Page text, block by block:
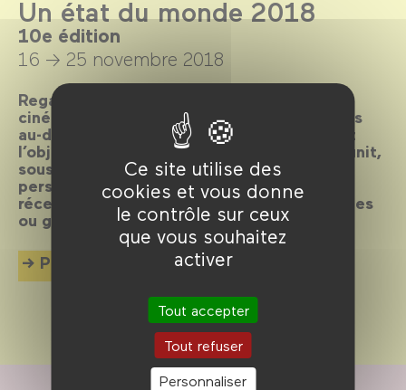
Ce site utilise des
cookies et vous donne
le contrôle sur ceux
que vous souhaitez
activer
Tout accepter
Tout refuser
Personnaliser
Un état du monde 2018
10e édition
16 → 25 novembre 2018
Regarder, apprendre et comprendre, par le
cinéma de fiction, ce que vivent les hommes
au-delà de notre périmètre habituel, tel est
l’objet du festival Un état du monde qui réunit,
sous le regard croisé de cinéastes et de
personnalités du monde entier, des films
récents sur des questions politiques, sociales
ou géopolitiques.
Plus d'info